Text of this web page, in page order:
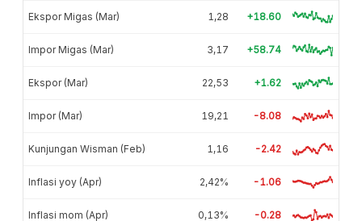
Ekspor Migas (Mar) 1,28 +18.60
Impor Migas (Mar) 3,17 +58.74
Ekspor (Mar) 22,53 +1.62
Impor (Mar) 19,21 -8.08
Kunjungan Wisman (Feb) 1,16 -2.42
Inflasi yoy (Apr) 2,42% -1.06
Inflasi mom (Apr) 0,13% -0.28